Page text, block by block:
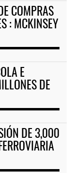
COMPRAS
: MCKINSEY
E
DE
DE 3,000